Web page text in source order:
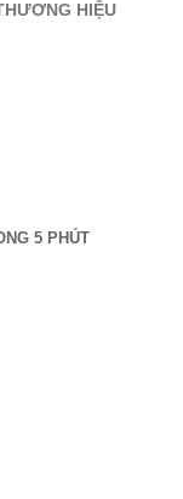
HIỆU
5 PHÚT